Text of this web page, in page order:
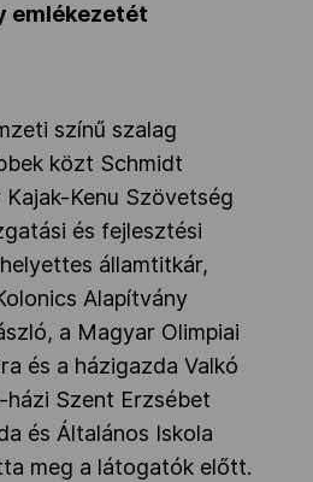
emlékezetét
színű szalag
közt Schmidt
Kenu Szövetség
és fejlesztési
államtitkár,
Alapítvány
a Magyar Olimpiai
és a házigazda Valkó
házi Szent Erzsébet
és Általános Iskola
meg a látogatók előtt.